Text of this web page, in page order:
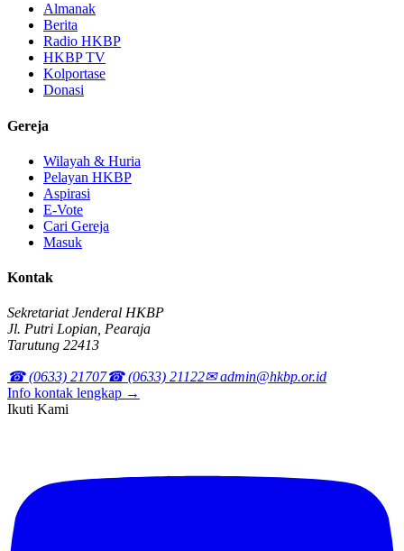
Almanak
Berita
Radio HKBP
HKBP TV
Kolportase
Donasi
Gereja
Wilayah & Huria
Pelayan HKBP
Aspirasi
E-Vote
Cari Gereja
Masuk
Kontak
Sekretariat Jenderal HKBP
Jl. Putri Lopian, Pearaja
Tarutung 22413
☎ (0633) 21707☎ (0633) 21122✉ admin@hkbp.or.id
Info kontak lengkap →
Ikuti Kami